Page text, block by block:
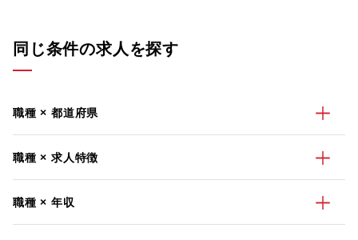
同じ条件の求人を探す
職種 × 都道府県
職種 × 求人特徴
職種 × 年収